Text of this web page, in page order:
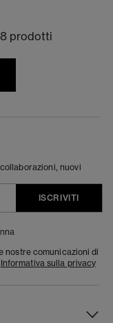
prodotti
nuovi
ISCRIVITI
nostre comunicazioni di
Informativa sulla privacy